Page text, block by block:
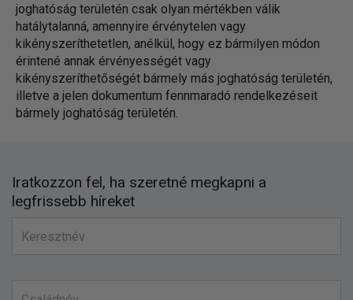
joghatóság területén csak olyan mértékben válik
hatálytalanná, amennyire érvénytelen vagy
kikényszeríthetetlen, anélkül, hogy ez bármilyen módon
érintené annak érvényességét vagy
kikényszeríthetőségét bármely más joghatóság területén,
illetve a jelen dokumentum fennmaradó rendelkezéseit
bármely joghatóság területén.
Iratkozzon fel, ha szeretné megkapni a
legfrissebb híreket